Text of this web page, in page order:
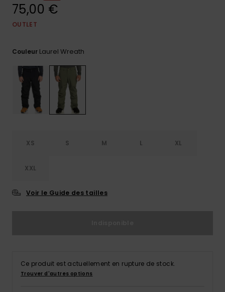
de
contact.
Consulter
75,00 €
OUTLET
Couleur Laurel Wreath
XS S M L XL
XXL
Voir le Guide des tailles
Ce produit est actuellement en rupture de stock.
Trouver d'autres options